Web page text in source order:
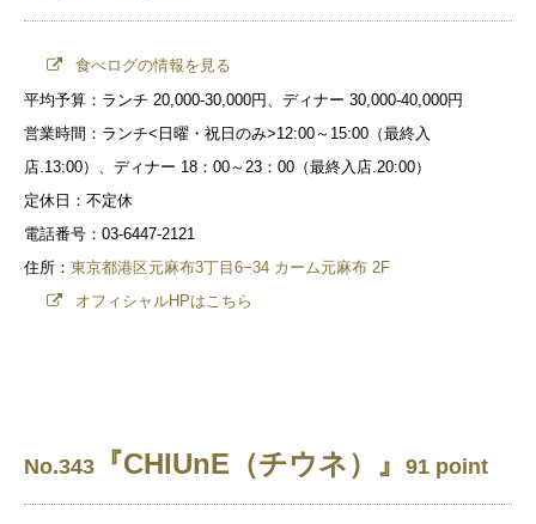
食べログの情報を見る
平均予算：ランチ 20,000-30,000円、ディナー 30,000-40,000円
営業時間：ランチ<日曜・祝日のみ>12:00～15:00（最終入
店.13:00）、ディナー 18：00～23：00（最終入店.20:00）
定休日：不定休
電話番号：03-6447-2121
住所： 東京都港区元麻布3丁目6−34 カーム元麻布 2F
オフィシャルHPはこちら
No.343 『CHIUnE（チウネ）』 91 point